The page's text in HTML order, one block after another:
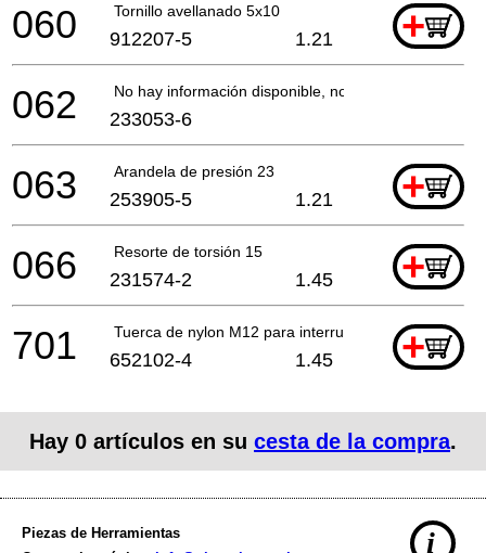
Tornillo avellanado 5x10 +
060 912207-5 1.21
No hay información disponible, no se puede pedir
062 233053-6
Arandela de presión 23 +
063 253905-5 1.21
Resorte de torsión 15 +
066 231574-2 1.45
Tuerca de nylon M12 para interruptor +
701 652102-4 1.45
Hay 0 artículos en su cesta de la compra.
Piezas de Herramientas
i